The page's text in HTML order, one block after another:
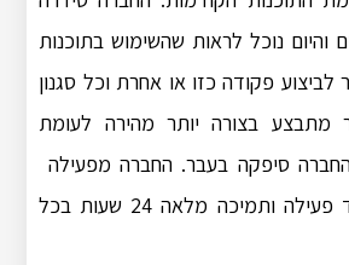
והיום נוכל לראות שהשימוש בתוכנות
לביצוע פקודה כזו או אחרת וכל סגנון
מתבצע בצורה יותר מהירה לעומת
סיפקה בעבר. החברה מפעילה
מערכת פורום מאוד פעילה ותמיכה מלאה 24 שעות בכל